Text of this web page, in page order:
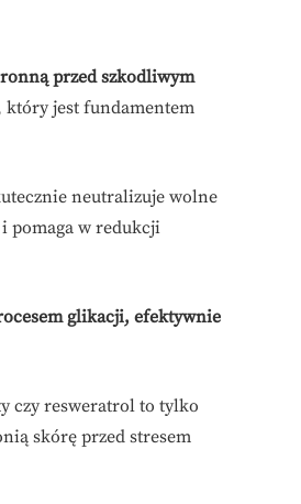
przed szkodliwym
który jest fundamentem
neutralizuje wolne
pomaga w redukcji
glikacji, efektywnie
czy resweratrol to tylko
skórę przed stresem